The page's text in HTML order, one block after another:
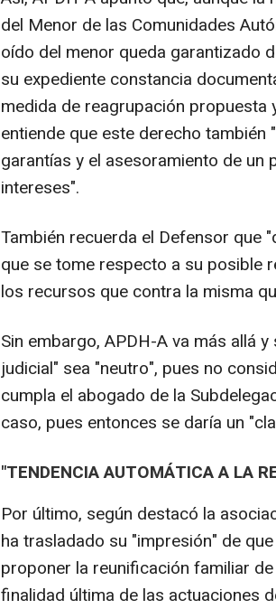
del Menor de las Comunidades
oído del menor queda garantizado
su expediente constancia
medida de reagrupación
entiende que este derecho
garantías y el asesoramiento de
intereses".
También recuerda el Defensor que
que se tome respecto a su posible
los recursos que contra la misma
Sin embargo, APDH-A va más allá
judicial" sea "neutro", pues no
cumpla el abogado de la
caso, pues entonces se daría un
"TENDENCIA AUTOMÁTICA A LA
Por último, según destacó la
ha trasladado su "impresión" de
proponer la reunificación familiar
finalidad última de las actuaciones